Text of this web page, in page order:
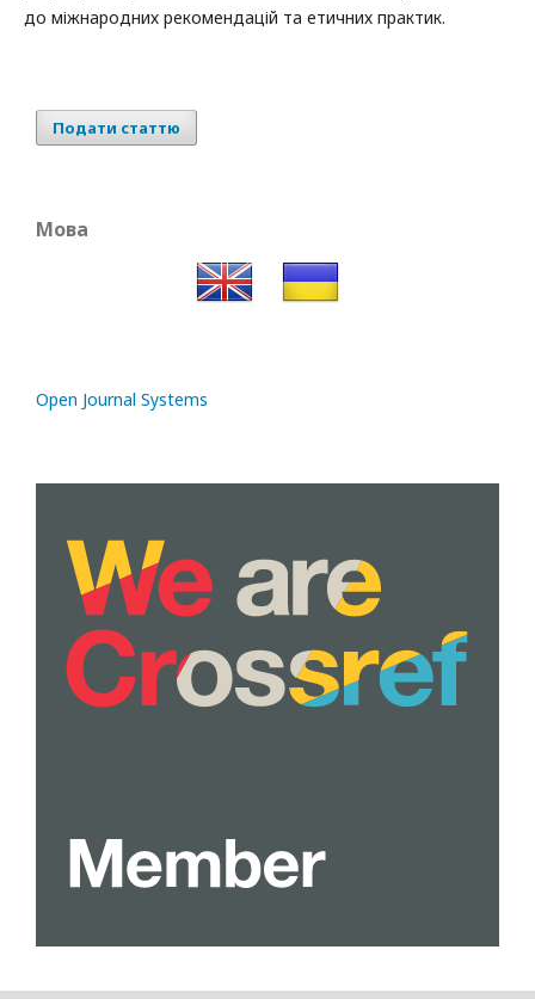
до міжнародних рекомендацій та етичних практик.
Подати статтю
Мова
Open Journal Systems